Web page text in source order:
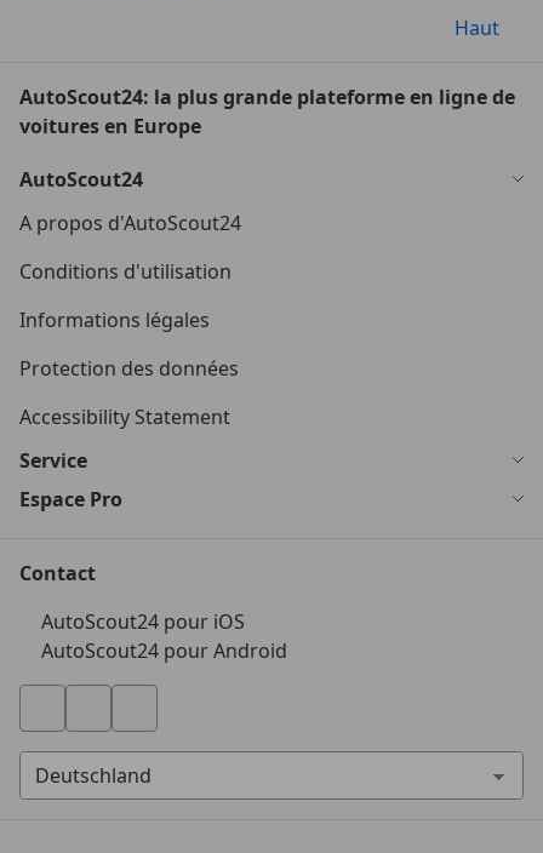
Haut
AutoScout24: la plus grande plateforme en ligne de
voitures en Europe
AutoScout24
A propos d'AutoScout24
Conditions d'utilisation
Informations légales
Protection des données
Accessibility Statement
Service
Espace Pro
Contact
AutoScout24 pour iOS
AutoScout24 pour Android